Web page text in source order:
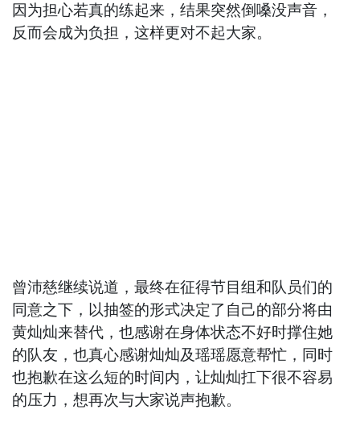
因为担心若真的练起来，结果突然倒嗓没声音，
反而会成为负担，这样更对不起大家。
曾沛慈继续说道，最终在征得节目组和队员们的
同意之下，以抽签的形式决定了自己的部分将由
黄灿灿来替代，也感谢在身体状态不好时撑住她
的队友，也真心感谢灿灿及瑶瑶愿意帮忙，同时
也抱歉在这么短的时间内，让灿灿扛下很不容易
的压力，想再次与大家说声抱歉。